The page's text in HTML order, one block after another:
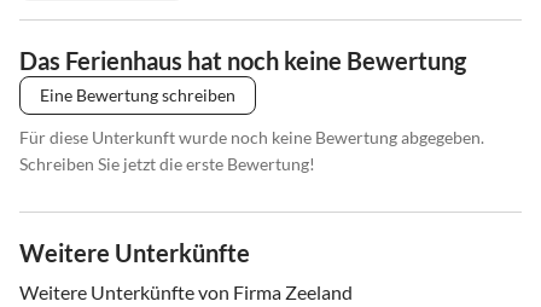
Das Ferienhaus hat noch keine Bewertung
Eine Bewertung schreiben
Für diese Unterkunft wurde noch keine Bewertung abgegeben.
Schreiben Sie jetzt die erste Bewertung!
Weitere Unterkünfte
Weitere Unterkünfte von Firma Zeeland